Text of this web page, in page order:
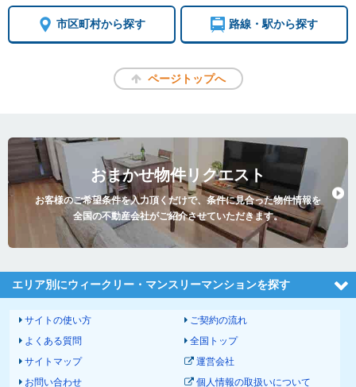
市区町村から探す 路線・駅から探す
ページトップへ
おまかせ物件リクエスト
お客様のご希望条件を入力頂くだけで、条件に見合った物件情報を
全国の不動産会社がご紹介させていただきます。
エリア別にウィークリー・マンスリーマンションを探す
サイトの使い方
ご契約の流れ
よくある質問
全国トップ
サイトマップ
運営会社
お問い合わせ
個人情報の取扱いについて